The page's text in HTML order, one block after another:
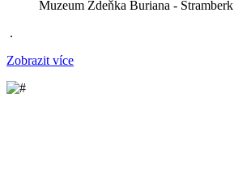
Muzeum Zdeňka Buriana - Štramberk
.
Zobrazit více